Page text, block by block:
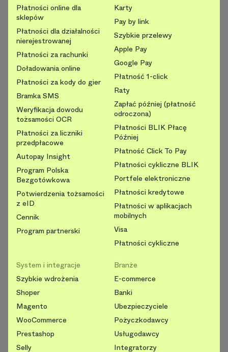
Płatności online dla
sklepów
Płatności dla działalności
nierejestrowanej
Płatności za rachunki
Doładowania online
Płatności za kody do gier
Bramka SMS
Weryfikacja dowodu
tożsamości OCR
Płatności za liczniki
przedpłacowe
Autopay Insight
Program Polska
Bezgotówkowa
Potwierdzenia tożsamości
z eID
Cennik
Program partnerski
Karty
Pay by link
Szybkie przelewy
Apple Pay
Google Pay
Płatność 1-click
Raty
Zapłać później (płatność
odroczona)
Płatności BLIK Płacę
Później
Płatność Click To Pay
Płatności cykliczne BLIK
Portfele elektroniczne
Płatności kredytowe
Płatności w aplikacjach
mobilnych
Visa
Płatności cykliczne
System i integracje
Szybkie wdrożenia
Shoper
Magento
WooCommerce
Prestashop
Selly
Branże
E-commerce
Banki
Ubezpieczyciele
Pożyczkodawcy
Usługodawcy
Integratorzy